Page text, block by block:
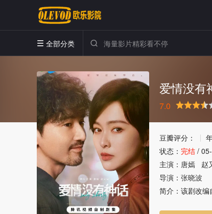
 全部分类 
爱情没有
7.0
很差 推荐力荐
豆瓣评分：
状态： 完结 /
主演： 唐嫣 赵
导演： 张晓波
简介： 该剧改编